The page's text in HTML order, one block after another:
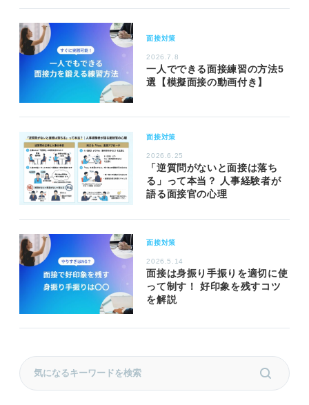
面接対策
2026.7.8
一人でできる面接練習の方法5
選【模擬面接の動画付き】
面接対策
2026.6.25
「逆質問がないと面接は落ち
る」って本当？ 人事経験者が
語る面接官の心理
面接対策
2026.5.14
面接は身振り手振りを適切に使
って制す！ 好印象を残すコツ
を解説